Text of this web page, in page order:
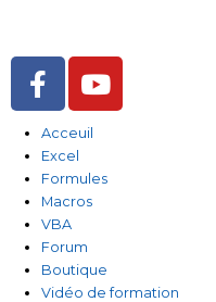
contenu
F
a
c
e
b
o
o
k
-
Y
o
u
Acceuil
Excel
Formules
Macros
VBA
Forum
Boutique
Vidéo de formation